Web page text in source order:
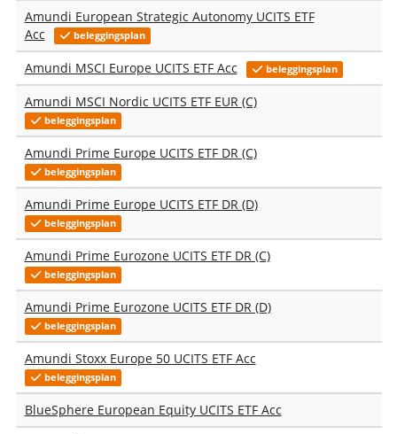
Amundi European Strategic Autonomy UCITS ETF
Acc
beleggingsplan
Amundi MSCI Europe UCITS ETF Acc beleggingsplan
Amundi MSCI Nordic UCITS ETF EUR (C)
beleggingsplan
Amundi Prime Europe UCITS ETF DR (C)
beleggingsplan
Amundi Prime Europe UCITS ETF DR (D)
beleggingsplan
Amundi Prime Eurozone UCITS ETF DR (C)
beleggingsplan
Amundi Prime Eurozone UCITS ETF DR (D)
beleggingsplan
Amundi Stoxx Europe 50 UCITS ETF Acc
beleggingsplan
BlueSphere European Equity UCITS ETF Acc